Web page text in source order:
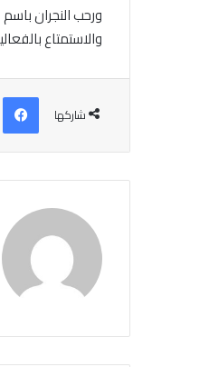
ورحب النجران باسم
والاستمتاع
شاركها